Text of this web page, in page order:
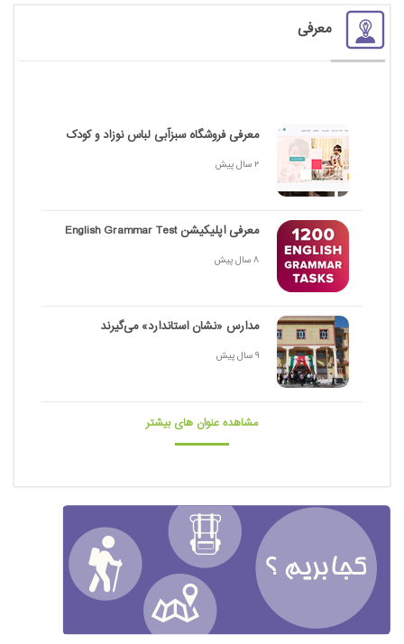
معرفی
معرفی فروشگاه سبزآبی لباس نوزاد و کودک
2 سال پیش
معرفی اپلیکیشن English Grammar Test
8 سال پیش
مدارس «نشان استاندارد» می‌گیرند
9 سال پیش
مشاهده عنوان های بیشتر